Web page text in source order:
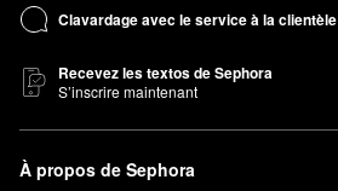
Clavardage avec le service à la clientèle
Recevez les textos de Sephora
S’inscrire maintenant
À propos de Sephora